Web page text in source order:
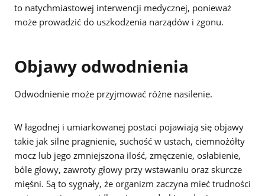
to natychmiastowej interwencji medycznej, ponieważ
może prowadzić do uszkodzenia narządów i zgonu.
Objawy odwodnienia
Odwodnienie może przyjmować różne nasilenie.
W łagodnej i umiarkowanej postaci pojawiają się objawy
takie jak silne pragnienie, suchość w ustach, ciemnożółty
mocz lub jego zmniejszona ilość, zmęczenie, osłabienie,
bóle głowy, zawroty głowy przy wstawaniu oraz skurcze
mięśni. Są to sygnały, że organizm zaczyna mieć trudności